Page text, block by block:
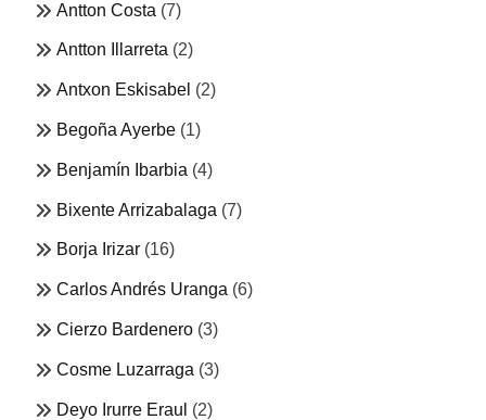
Antton Costa (7)
Antton Illarreta (2)
Antxon Eskisabel (2)
Begoña Ayerbe (1)
Benjamín Ibarbia (4)
Bixente Arrizabalaga (7)
Borja Irizar (16)
Carlos Andrés Uranga (6)
Cierzo Bardenero (3)
Cosme Luzarraga (3)
Deyo Irurre Eraul (2)